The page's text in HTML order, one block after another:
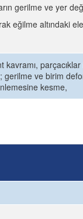
gerilme ve yer
eğilme altındaki
gerilme ve birim
kesme,